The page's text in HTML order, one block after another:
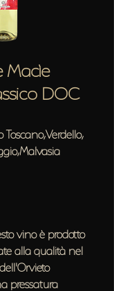
Macìe
DOC
vino è prodotto
alla qualità nel
pressatura